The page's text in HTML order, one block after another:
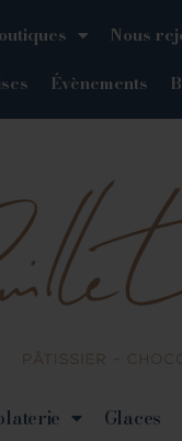
Nous
Évènements
Glaces